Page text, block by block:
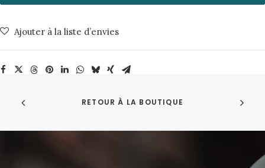
Gauze
Emby
Labiche
Ajouter à la liste d’envies
RETOUR À LA BOUTIQUE